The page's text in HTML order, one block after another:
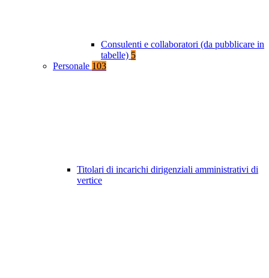
Consulenti e collaboratori (da pubblicare in
tabelle) 5
Personale 103
Titolari di incarichi dirigenziali amministrativi di
vertice